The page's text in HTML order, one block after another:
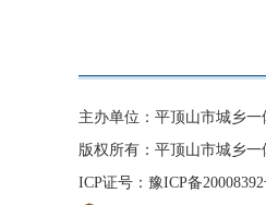
主办单位：平顶山市城乡
版权所有：平顶山市城乡
ICP证号：豫ICP备